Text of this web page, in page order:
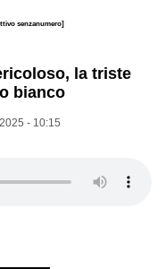
senzanumero]
la triste
bianco
- 10:15